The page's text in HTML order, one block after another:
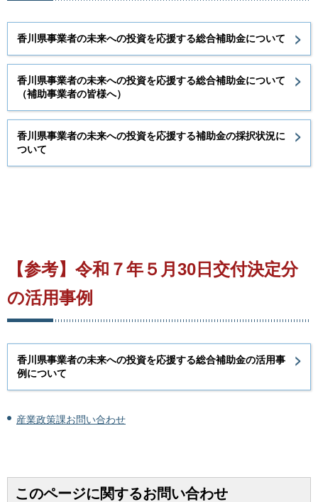
香川県事業者の未来への投資を応援する総合補助金について
香川県事業者の未来への投資を応援する総合補助金について
（補助事業者の皆様へ）
香川県事業者の未来への投資を応援する補助金の採択状況に
ついて
【参考】令和７年５月30日交付決定分
の活用事例
香川県事業者の未来への投資を応援する総合補助金の活用事
例について
産業政策課お問い合わせ
このページに関するお問い合わせ